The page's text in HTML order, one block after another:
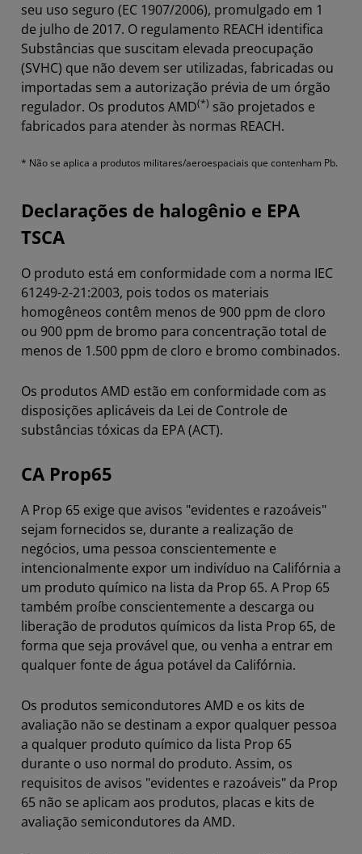
seu uso seguro (EC 1907/2006), promulgado em 1
de julho de 2017. O regulamento REACH identifica
Substâncias que suscitam elevada preocupação
(SVHC) que não devem ser utilizadas, fabricadas ou
importadas sem a autorização prévia de um órgão
regulador. Os produtos AMD(*) são projetados e
fabricados para atender às normas REACH.
* Não se aplica a produtos militares/aeroespaciais que contenham Pb.
Declarações de halogênio e EPA
TSCA
O produto está em conformidade com a norma IEC
61249-2-21:2003, pois todos os materiais
homogêneos contêm menos de 900 ppm de cloro
ou 900 ppm de bromo para concentração total de
menos de 1.500 ppm de cloro e bromo combinados.
Os produtos AMD estão em conformidade com as
disposições aplicáveis da Lei de Controle de
substâncias tóxicas da EPA (ACT).
CA Prop65
A Prop 65 exige que avisos "evidentes e razoáveis"
sejam fornecidos se, durante a realização de
negócios, uma pessoa conscientemente e
intencionalmente expor um indivíduo na Califórnia a
um produto químico na lista da Prop 65. A Prop 65
também proíbe conscientemente a descarga ou
liberação de produtos químicos da lista Prop 65, de
forma que seja provável que, ou venha a entrar em
qualquer fonte de água potável da Califórnia.
Os produtos semicondutores AMD e os kits de
avaliação não se destinam a expor qualquer pessoa
a qualquer produto químico da lista Prop 65
durante o uso normal do produto. Assim, os
requisitos de avisos "evidentes e razoáveis" da Prop
65 não se aplicam aos produtos, placas e kits de
avaliação semicondutores da AMD.